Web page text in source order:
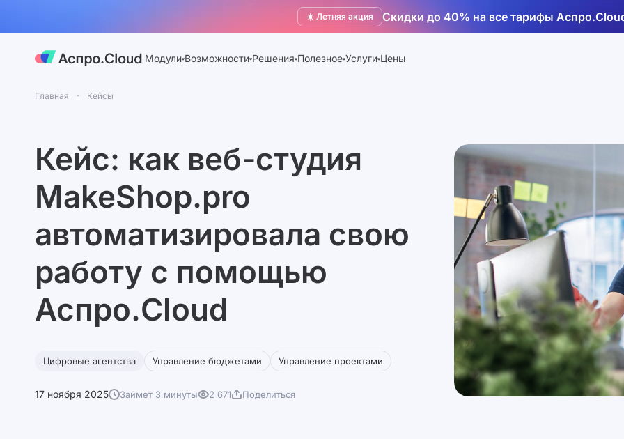
☀️ Летняя акция Скидки до 40% на все тарифы
Модули Возможности Решения Полезное Услуги Цены
Главная Кейсы
Кейс: как веб-студия
MakeShop.pro
автоматизировала свою
работу с помощью
Аспро.Cloud
Цифровые агентства Управление бюджетами Управление проектами
17 ноября 2025 Займет 3 минуты 2 671 Поделиться